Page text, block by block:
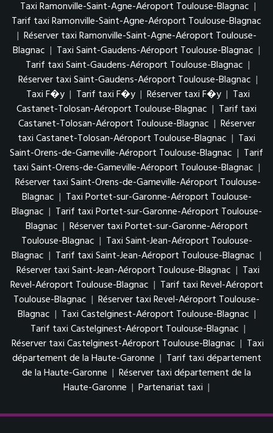
Taxi Ramonville-Saint-Agne-Aéroport Toulouse-Blagnac |
Tarif taxi Ramonville-Saint-Agne-Aéroport Toulouse-Blagnac
| Réserver taxi Ramonville-Saint-Agne-Aéroport Toulouse-
Blagnac | Taxi Saint-Gaudens-Aéroport Toulouse-Blagnac |
Tarif taxi Saint-Gaudens-Aéroport Toulouse-Blagnac |
Réserver taxi Saint-Gaudens-Aéroport Toulouse-Blagnac |
Taxi F�y | Tarif taxi F�y | Réserver taxi F�y | Taxi
Castanet-Tolosan-Aéroport Toulouse-Blagnac | Tarif taxi
Castanet-Tolosan-Aéroport Toulouse-Blagnac | Réserver
taxi Castanet-Tolosan-Aéroport Toulouse-Blagnac | Taxi
Saint-Orens-de-Gameville-Aéroport Toulouse-Blagnac | Tarif
taxi Saint-Orens-de-Gameville-Aéroport Toulouse-Blagnac |
Réserver taxi Saint-Orens-de-Gameville-Aéroport Toulouse-
Blagnac | Taxi Portet-sur-Garonne-Aéroport Toulouse-
Blagnac | Tarif taxi Portet-sur-Garonne-Aéroport Toulouse-
Blagnac | Réserver taxi Portet-sur-Garonne-Aéroport
Toulouse-Blagnac | Taxi Saint-Jean-Aéroport Toulouse-
Blagnac | Tarif taxi Saint-Jean-Aéroport Toulouse-Blagnac |
Réserver taxi Saint-Jean-Aéroport Toulouse-Blagnac | Taxi
Revel-Aéroport Toulouse-Blagnac | Tarif taxi Revel-Aéroport
Toulouse-Blagnac | Réserver taxi Revel-Aéroport Toulouse-
Blagnac | Taxi Castelginest-Aéroport Toulouse-Blagnac |
Tarif taxi Castelginest-Aéroport Toulouse-Blagnac |
Réserver taxi Castelginest-Aéroport Toulouse-Blagnac | Taxi
département de la Haute-Garonne | Tarif taxi département
de la Haute-Garonne | Réserver taxi département de la
Haute-Garonne | Partenariat taxi |